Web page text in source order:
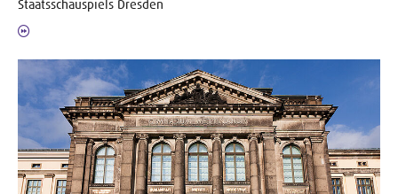
Staatsschauspiels Dresden